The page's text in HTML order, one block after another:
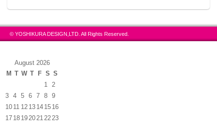
© YOSHIKURA DESIGN,LTD. All Rights Reserved.
August 2026
M T W T F S S
1
2
3
4 5 6 7 8
9
10 11 12 13 14 15 16
17 18 19 20 21 22 23